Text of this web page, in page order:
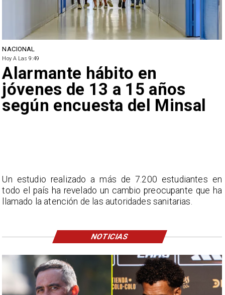
NACIONAL
Hoy A Las 9:49
Alarmante hábito en
jóvenes de 13 a 15 años
según encuesta del Minsal
Un estudio realizado a más de 7.200 estudiantes en
todo el país ha revelado un cambio preocupante que ha
llamado la atención de las autoridades sanitarias.
NOTICIAS